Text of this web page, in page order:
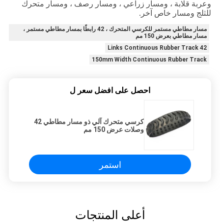
وعربة قلابة ، ومسار زراعي ، ومسار رصف ، ومسار متحرك
للثلج ومسار خاص آخر.
مسار مطاطي مستمر للكرسي المتحرك ، 42 رابطًا بمسار مطاطي مستمر ،
مسار مطاطي بعرض 150 مم
42 Links Continuous Rubber Track
150mm Width Continuous Rubber Track
احصل على افضل سعر ل
كرسي متحرك آلي ذو مسار مطاطي 42
وصلات عرض 150 مم
استمر
أعلى المنتجات